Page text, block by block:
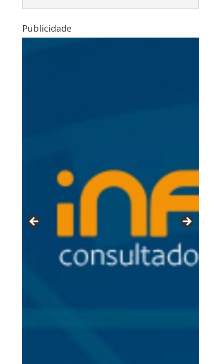
Publicidade